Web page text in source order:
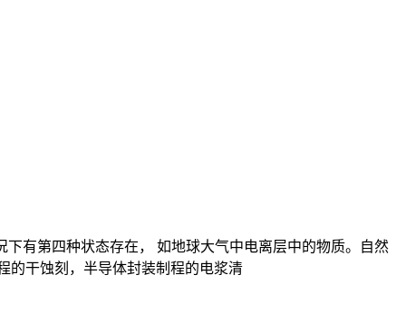
有第四种状态存在， 如地球大气中电离层中的物质。自然
的干蚀刻，半导体封装制程的电浆清